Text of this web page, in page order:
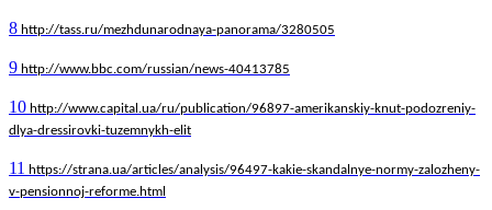
8 http://tass.ru/mezhdunarodnaya-panorama/3280505
9 http://www.bbc.com/russian/news-40413785
10 http://www.capital.ua/ru/publication/96897-amerikanskiy-knut-podozreniy-
dlya-dressirovki-tuzemnykh-elit
11
https://strana.ua/articles/analysis/96497-kakie-skandalnye-normy-zalozheny-
v-pensionnoj-reforme.html